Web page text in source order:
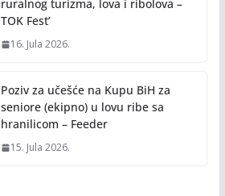
ruralnog turizma, lova i ribolova –
TOK Fest’
16. Jula 2026.
Poziv za učešće na Kupu BiH za
seniore (ekipno) u lovu ribe sa
hranilicom – Feeder
15. Jula 2026.